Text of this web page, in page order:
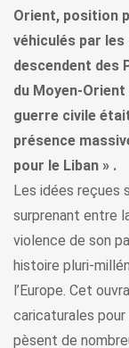
Orient, position
véhiculés par les
descendent des
du Moyen-Orient
guerre civile
présence
pour le Liban » .
Les idées reçues
surprenant entre
violence de son
histoire pluri-
l’Europe. Cet
caricaturales pour
pèsent de